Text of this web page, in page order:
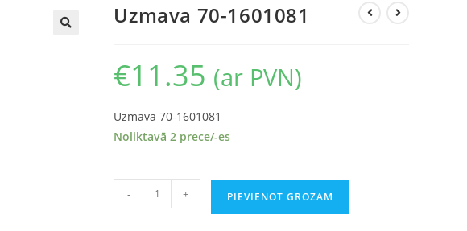
Uzmava 70-1601081
€11.35 (ar PVN)
Uzmava 70-1601081
Noliktavā 2 prece/-es
- + PIEVIENOT GROZAM